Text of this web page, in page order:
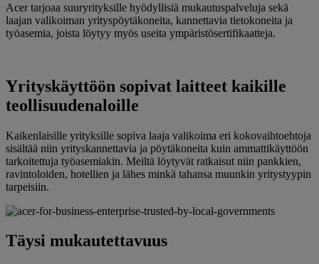
Acer tarjoaa suuryrityksille hyödyllisiä mukautuspalveluja sekä
laajan valikoiman yrityspöytäkoneita, kannettavia tietokoneita ja
työasemia, joista löytyy myös useita ympäristösertifikaatteja.
Yrityskäyttöön sopivat laitteet kaikille
teollisuudenaloille
Kaikenlaisille yrityksille sopiva laaja valikoima eri kokovaihtoehtoja
sisältää niin yrityskannettavia ja pöytäkoneita kuin ammattikäyttöön
tarkoitettuja työasemiakin. Meiltä löytyvät ratkaisut niin pankkien,
ravintoloiden, hotellien ja lähes minkä tahansa muunkin yritystyypin
tarpeisiin.
Täysi mukautettavuus